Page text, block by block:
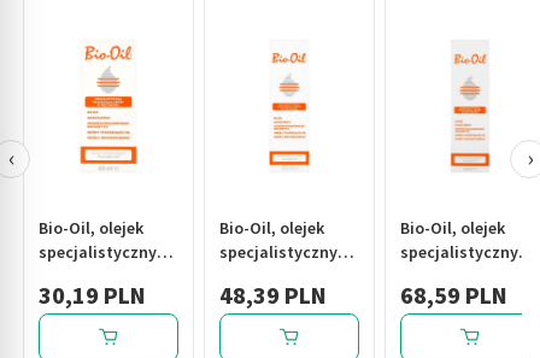
Bio-Oil, olejek
specjalistyczny
blizny, 60 ml
30,19 PLN
Bio-Oil, olejek
specjalistyczny
blizny, 125 ml
48,39 PLN
Bio-Oil, olejek
specjalistyczny
blizny, 200 ml
68,59 PLN
‹ ›